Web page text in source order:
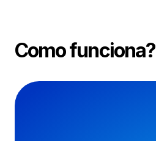
Como funciona?